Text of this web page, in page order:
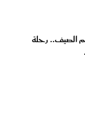
الصيف.. رحلة